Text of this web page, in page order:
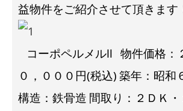
益物件をご紹介させて頂きます
コーポペルメルⅡ 物件価格：
０，０００円(税込) 築年：昭和
構造：鉄骨造 間取り：２ＤＫ・